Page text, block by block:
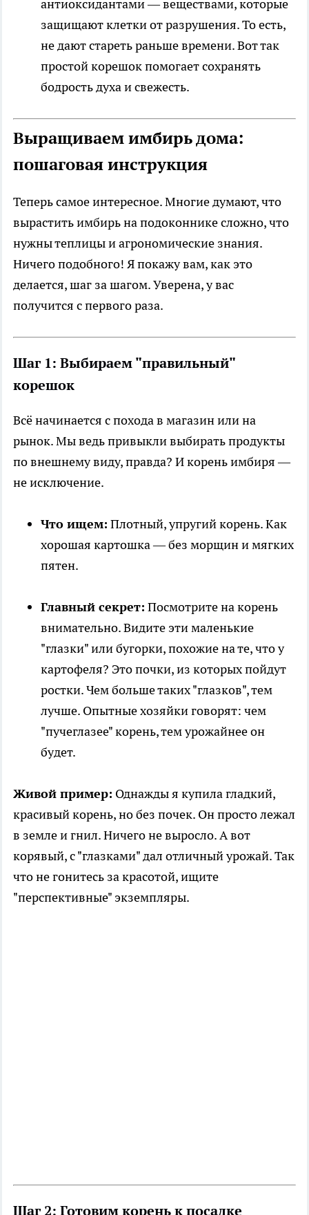
антиоксидантами — веществами, которые
защищают клетки от разрушения. То есть,
не дают стареть раньше времени. Вот так
простой корешок помогает сохранять
бодрость духа и свежесть.
Выращиваем имбирь дома:
пошаговая инструкция
Теперь самое интересное. Многие думают, что
вырастить имбирь на подоконнике сложно, что
нужны теплицы и агрономические знания.
Ничего подобного! Я покажу вам, как это
делается, шаг за шагом. Уверена, у вас
получится с первого раза.
Шаг 1: Выбираем "правильный"
корешок
Всё начинается с похода в магазин или на
рынок. Мы ведь привыкли выбирать продукты
по внешнему виду, правда? И корень имбиря —
не исключение.
Что ищем: Плотный, упругий корень. Как
хорошая картошка — без морщин и мягких
пятен.
Главный секрет: Посмотрите на корень
внимательно. Видите эти маленькие
"глазки" или бугорки, похожие на те, что у
картофеля? Это почки, из которых пойдут
ростки. Чем больше таких "глазков", тем
лучше. Опытные хозяйки говорят: чем
"пучеглазее" корень, тем урожайнее он
будет.
Живой пример: Однажды я купила гладкий,
красивый корень, но без почек. Он просто лежал
в земле и гнил. Ничего не выросло. А вот
корявый, с "глазками" дал отличный урожай. Так
что не гонитесь за красотой, ищите
"перспективные" экземпляры.
Шаг 2: Готовим корень к посадке